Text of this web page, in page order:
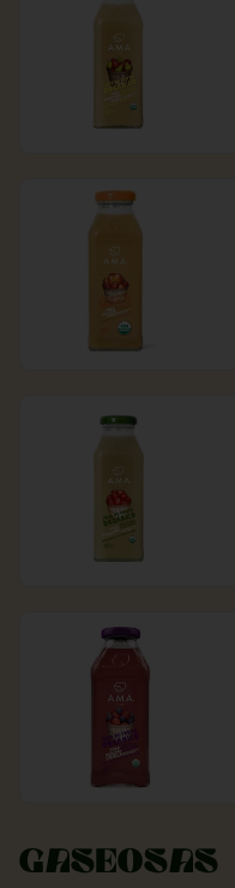
Gaseosas